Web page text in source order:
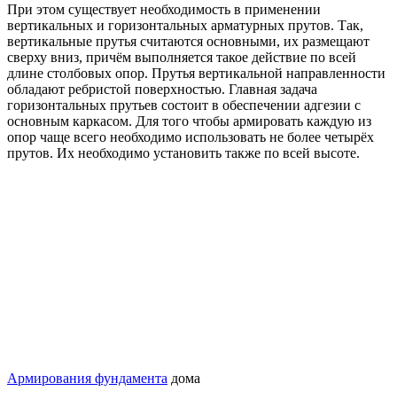
При этом существует необходимость в применении
вертикальных и горизонтальных арматурных прутов. Так,
вертикальные прутья считаются основными, их размещают
сверху вниз, причём выполняется такое действие по всей
длине столбовых опор. Прутья вертикальной направленности
обладают ребристой поверхностью. Главная задача
горизонтальных прутьев состоит в обеспечении адгезии с
основным каркасом. Для того чтобы армировать каждую из
опор чаще всего необходимо использовать не более четырёх
прутов. Их необходимо установить также по всей высоте.
Армирования фундамента дома